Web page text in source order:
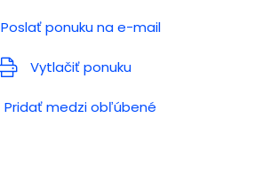
Poslať ponuku na e-mail
Vytlačiť ponuku
Pridať medzi obľúbené